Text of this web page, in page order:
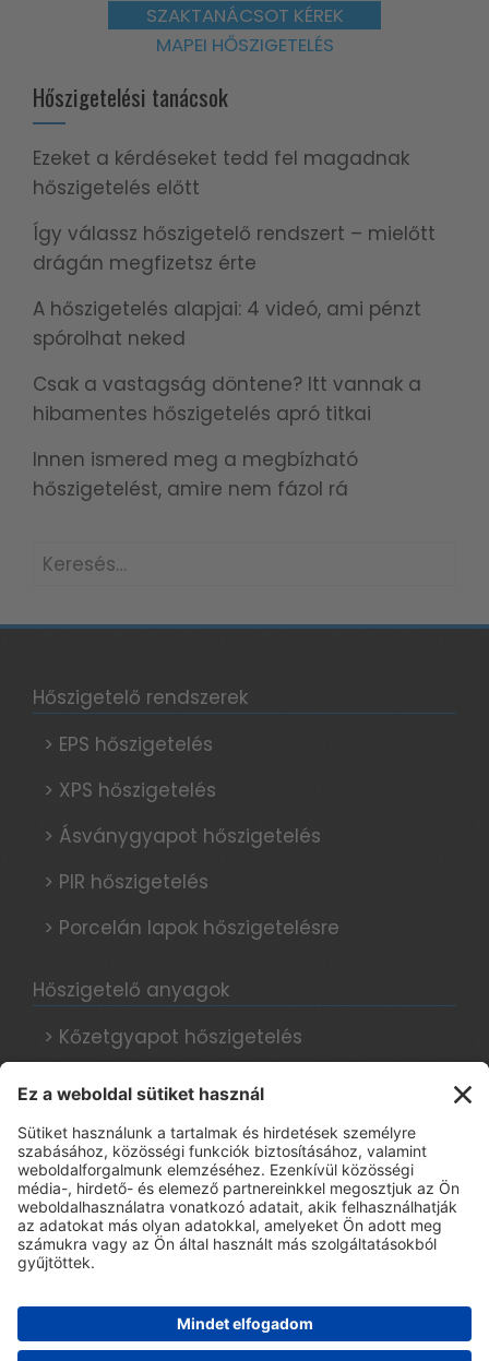
SZAKTANÁCSOT KÉREK
MAPEI HŐSZIGETELÉS
Hőszigetelési tanácsok
Ezeket a kérdéseket tedd fel magadnak
hőszigetelés előtt
Így válassz hőszigetelő rendszert – mielőtt
drágán megfizetsz érte
A hőszigetelés alapjai: 4 videó, ami pénzt
spórolhat neked
Csak a vastagság döntene? Itt vannak a
hibamentes hőszigetelés apró titkai
Innen ismered meg a megbízható
hőszigetelést, amire nem fázol rá
Keresés:
Hőszigetelő rendszerek
> EPS hőszigetelés
> XPS hőszigetelés
> Ásványgyapot hőszigetelés
> PIR hőszigetelés
> Porcelán lapok hőszigetelésre
Hőszigetelő anyagok
> Kőzetgyapot hőszigetelés
> Grafitos hőszigetelés
> Hungarocell hőszigetelés
Hőszigetelési tanácsok, blog
Adatkezelési tájékoztató
> E-book regisztráció